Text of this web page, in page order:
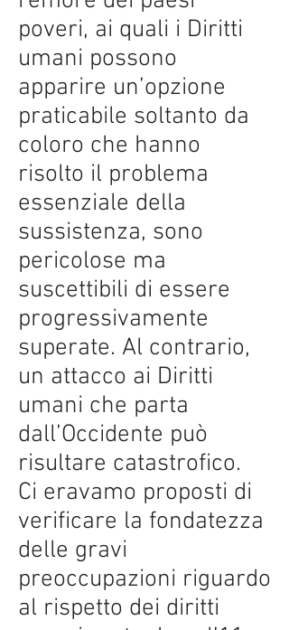
poveri, ai quali i Diritti
umani possono
apparire un’opzione
praticabile soltanto da
coloro che hanno
risolto il problema
essenziale della
sussistenza, sono
pericolose ma
suscettibili di essere
progressivamente
superate. Al contrario,
un attacco ai Diritti
umani che parta
dall’Occidente può
risultare catastrofico.
Ci eravamo proposti di
verificare la fondatezza
delle gravi
preoccupazioni riguardo
al rispetto dei diritti